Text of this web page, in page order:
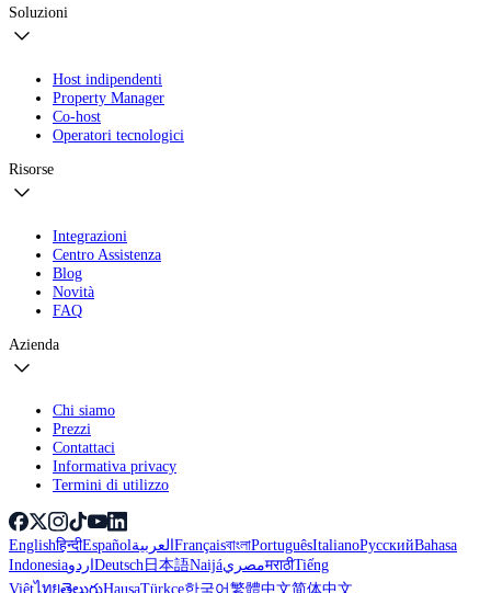
Soluzioni
Host indipendenti
Property Manager
Co-host
Operatori tecnologici
Risorse
Integrazioni
Centro Assistenza
Blog
Novità
FAQ
Azienda
Chi siamo
Prezzi
Contattaci
Informativa privacy
Termini di utilizzo
Englishहिन्दीEspañolالعربيةFrançaisবাংলাPortuguêsItalianoРусскийBahasa
IndonesiaاردوDeutsch日本語NaijáمصريमराठीTiếng
ViệtไทยతెలుగుHausaTürkçe한국어繁體中文简体中文